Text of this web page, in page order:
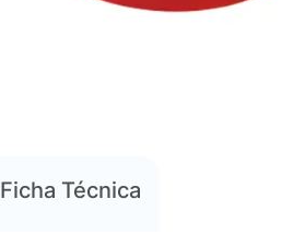
Ficha Técnica